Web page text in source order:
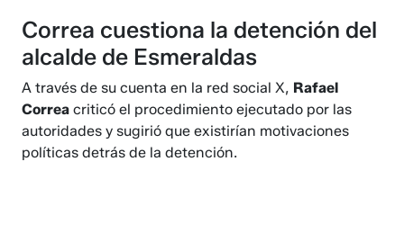
Correa cuestiona la detención del
alcalde de Esmeraldas
A través de su cuenta en la red social X, Rafael
Correa criticó el procedimiento ejecutado por las
autoridades y sugirió que existirían motivaciones
políticas detrás de la detención.